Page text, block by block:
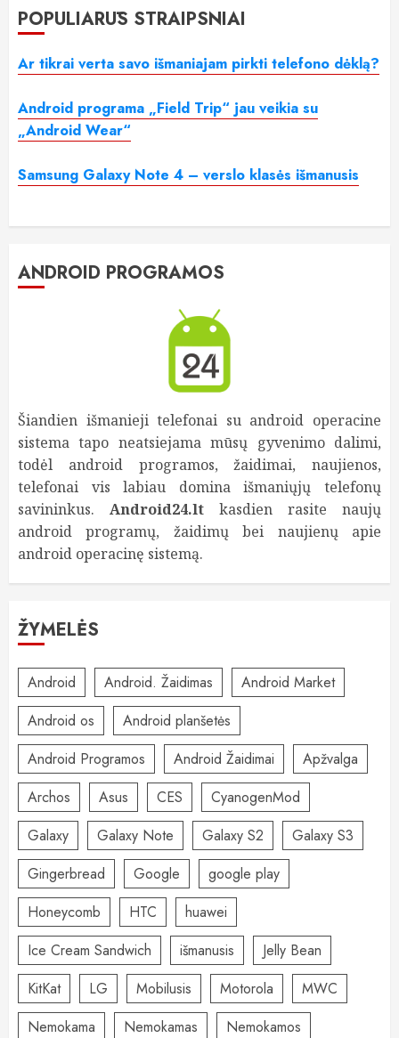
POPULIARŪS STRAIPSNIAI
Ar tikrai verta savo išmaniajam pirkti telefono dėklą?
Android programa „Field Trip“ jau veikia su
„Android Wear“
Samsung Galaxy Note 4 – verslo klasės išmanusis
ANDROID PROGRAMOS
Šiandien išmanieji telefonai su android operacine
sistema tapo neatsiejama mūsų gyvenimo dalimi,
todėl android programos, žaidimai, naujienos,
telefonai vis labiau domina išmaniųjų telefonų
savininkus. Android24.lt kasdien rasite naujų
android programų, žaidimų bei naujienų apie
android operacinę sistemą.
ŽYMELĖS
Android Android. Žaidimas
Android Market
Android os
Android planšetės
Android Programos
Android Žaidimai
Apžvalga
Archos
Asus CES
CyanogenMod
Galaxy
Galaxy Note Galaxy S2
Galaxy S3
Gingerbread
Google
google play
Honeycomb
HTC
huawei
Ice Cream Sandwich
išmanusis
Jelly Bean
KitKat
LG Mobilusis Motorola
MWC
Nemokama
Nemokamas
Nemokamos